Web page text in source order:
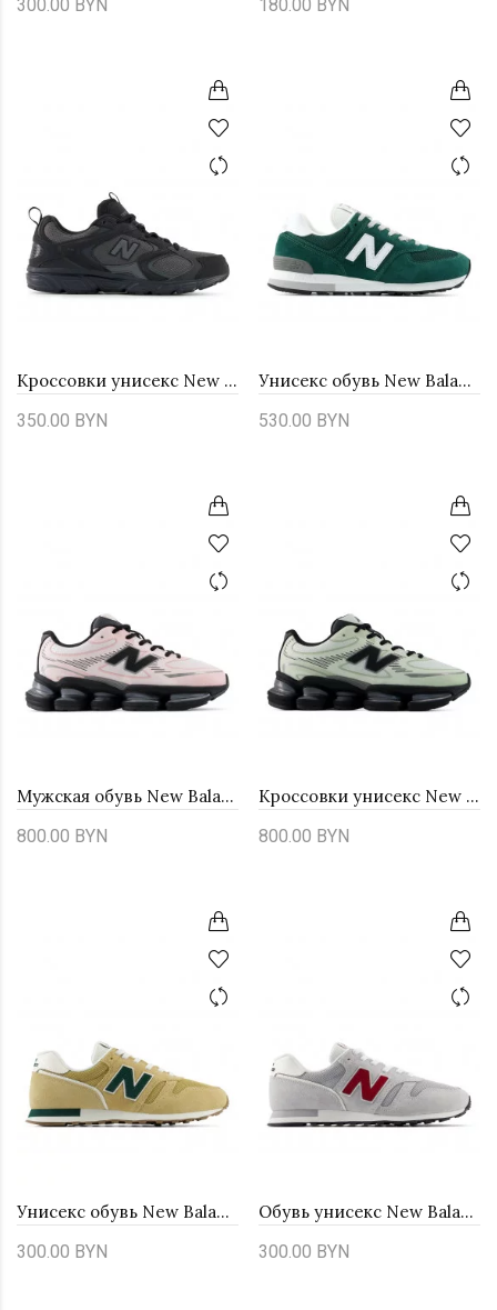
300.00 BYN 180.00 BYN
Кроссовки унисекс New Balance ML408BB - черные
350.00 BYN
Унисекс обувь New Balance U57421A - зеленые
530.00 BYN
Мужская обувь New Balance U20008A6 - розовые
800.00 BYN
Кроссовки унисекс New Balance U20001B6 - зеленые
800.00 BYN
Унисекс обувь New Balance U3733HA - бежевые
300.00 BYN
Обувь унисекс New Balance U3732LL - серые
300.00 BYN